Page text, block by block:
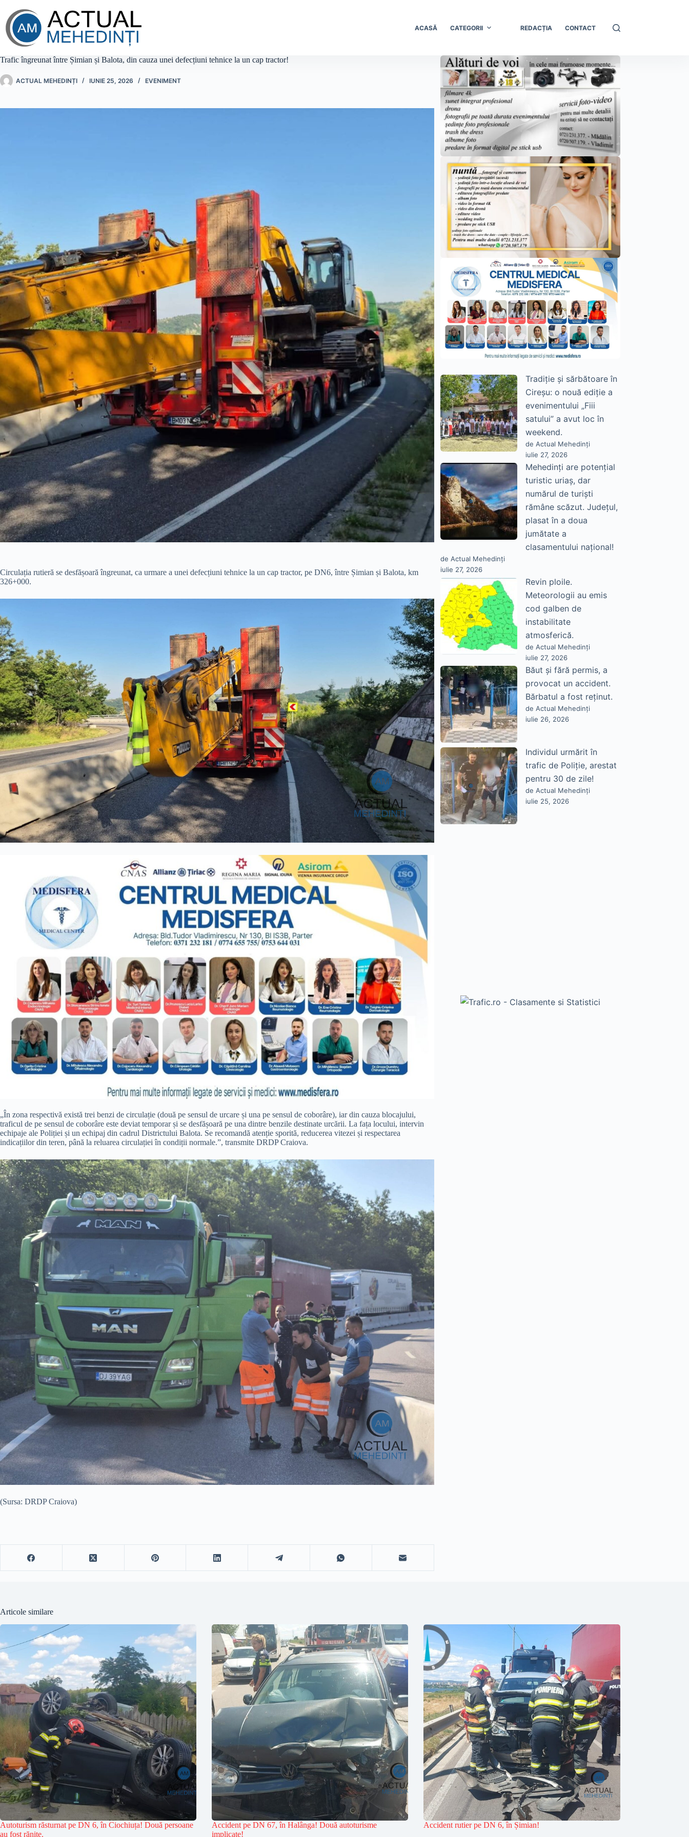
conținut
ACASĂ CATEGORII REDACȚIA CONTACT
Trafic îngreunat între Șimian și Balota, din cauza unei defecțiuni tehnice la un cap tractor!
ACTUAL MEHEDINȚI IUNIE 25, 2026 EVENIMENT
Circulația rutieră se desfășoară îngreunat, ca urmare a unei defecțiuni tehnice la un cap tractor, pe DN6, între Șimian și Balota, km
326+000.
„În zona respectivă există trei benzi de circulație (două pe sensul de urcare și una pe sensul de coborâre), iar din cauza blocajului,
traficul de pe sensul de coborâre este deviat temporar și se desfășoară pe una dintre benzile destinate urcării. La fața locului, intervin
echipaje ale Poliției și un echipaj din cadrul Districtului Balota. Se recomandă atenție sporită, reducerea vitezei și respectarea
indicațiilor din teren, până la reluarea circulației în condiții normale.”, transmite DRDP Craiova.
(Sursa: DRDP Craiova)
Tradiție și sărbătoare în
Cireșu: o nouă ediție a
evenimentului „Fiii
satului” a avut loc în
weekend.
de Actual Mehedinți
iulie 27, 2026
Mehedinți are potențial
turistic uriaș, dar
numărul de turiști
rămâne scăzut. Județul,
plasat în a doua
jumătate a
clasamentului național!
de Actual Mehedinți
iulie 27, 2026
Revin ploile.
Meteorologii au emis
cod galben de
instabilitate
atmosferică.
de Actual Mehedinți
iulie 27, 2026
Băut și fără permis, a
provocat un accident.
Bărbatul a fost reținut.
de Actual Mehedinți
iulie 26, 2026
Individul urmărit în
trafic de Poliție, arestat
pentru 30 de zile!
de Actual Mehedinți
iulie 25, 2026
Articole similare
Autoturism răsturnat pe DN 6, în Ciochiuța! Două persoane
au fost rănite.
Accident pe DN 67, în Halânga! Două autoturisme
implicate!
Accident rutier pe DN 6, în Șimian!